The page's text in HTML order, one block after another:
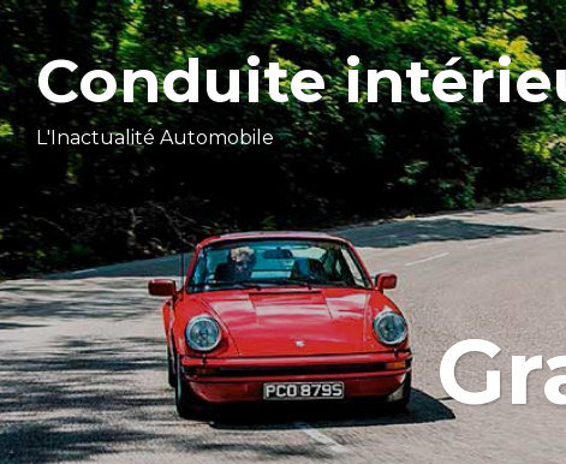
Conduite
L'Inactualité Automobile